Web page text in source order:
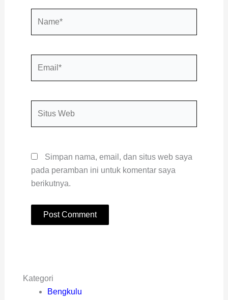
Simpan nama, email, dan situs web saya
pada peramban ini untuk komentar saya
berikutnya.
Kategori
Bengkulu